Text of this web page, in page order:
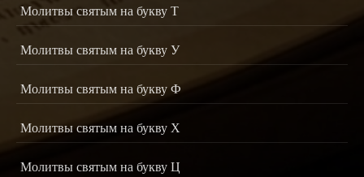
Молитвы святым на букву Т
Молитвы святым на букву У
Молитвы святым на букву Ф
Молитвы святым на букву Х
Молитвы святым на букву Ц